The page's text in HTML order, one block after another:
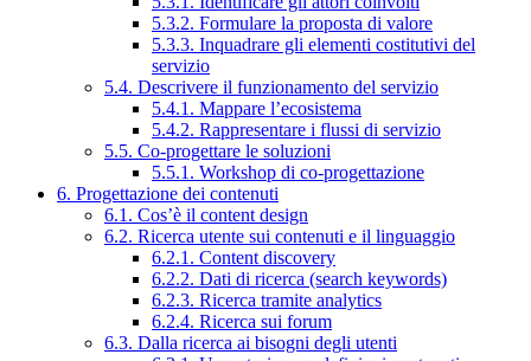
5.3.2. Formulare la proposta di valore
5.3.3. Inquadrare gli elementi costitutivi del
servizio
5.4. Descrivere il funzionamento del servizio
5.4.1. Mappare l’ecosistema
5.4.2. Rappresentare i flussi di servizio
5.5. Co-progettare le soluzioni
5.5.1. Workshop di co-progettazione
6. Progettazione dei contenuti
6.1. Cos’è il content design
6.2. Ricerca utente sui contenuti e il linguaggio
6.2.1. Content discovery
6.2.2. Dati di ricerca (search keywords)
6.2.3. Ricerca tramite analytics
6.2.4. Ricerca sui forum
6.3. Dalla ricerca ai bisogni degli utenti